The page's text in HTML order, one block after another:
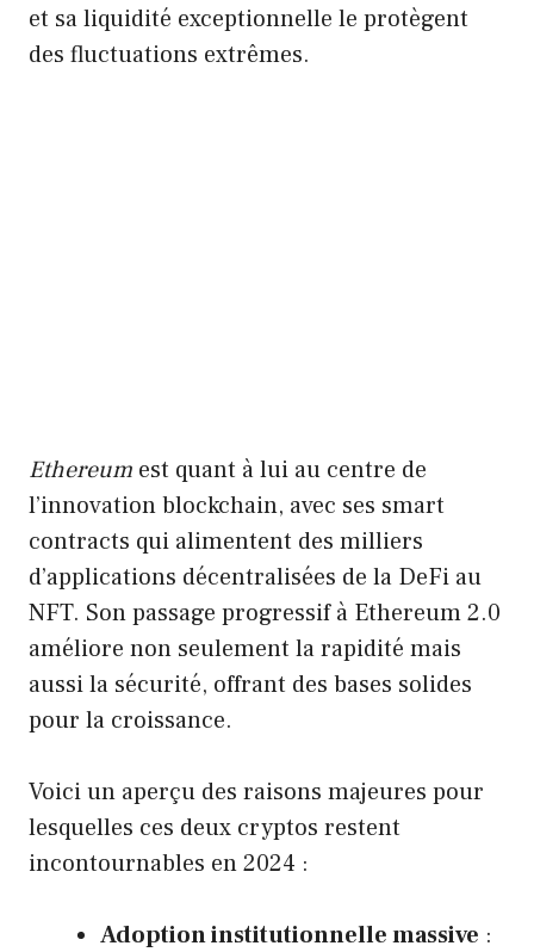
et sa liquidité exceptionnelle le protègent
des fluctuations extrêmes.
Ethereum est quant à lui au centre de
l’innovation blockchain, avec ses smart
contracts qui alimentent des milliers
d’applications décentralisées de la DeFi au
NFT. Son passage progressif à Ethereum 2.0
améliore non seulement la rapidité mais
aussi la sécurité, offrant des bases solides
pour la croissance.
Voici un aperçu des raisons majeures pour
lesquelles ces deux cryptos restent
incontournables en 2024 :
Adoption institutionnelle massive :